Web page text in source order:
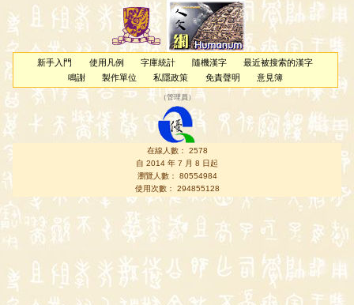
新手入門 使用凡例 字庫統計 隨機漢字
最近被搜索的漢字
鳴謝
製作單位 私隱政策 免責聲明 意見簿
（管理員 ）
在線人數： 2578
自 2014 年 7 月 8 日起
瀏覽人數： 80554984
使用次數： 294855128